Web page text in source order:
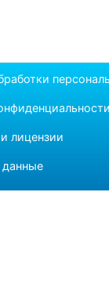
лицензии
данные